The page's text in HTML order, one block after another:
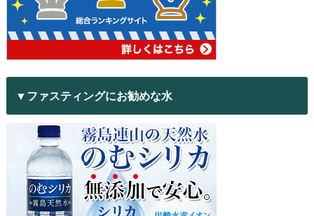
▼ファスティングにお勧めな水